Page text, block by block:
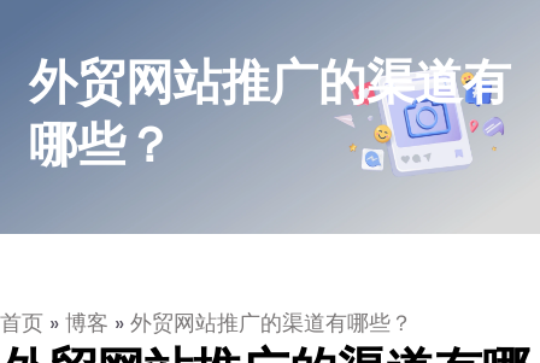
外贸网站推广的渠道有
哪些？
首页 » 博客 » 外贸网站推广的渠道有哪些？